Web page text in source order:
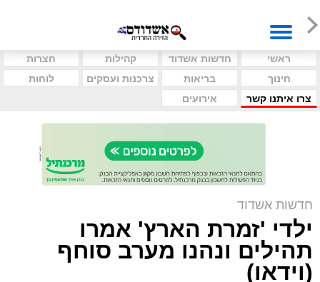
ראשי חדשות אשדוד קהילות
חצרות
חינוך
בריאות צרכנות ועסקים
לוחות
צרו איתנו קשר
אירועים
חדשות אשדוד
ילדי 'זמרת הארץ' אמרו
תהילים ונהנו מערב סוחף
(וידאו)